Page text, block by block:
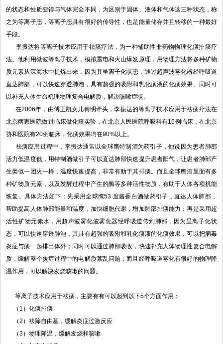
的状态和性质变得与气体完全不同，为区别于固体、液体和气体这三种状态，称
之为等离子态，等离子态具有很好的传导性，也是能量储存并且转移的一种最好
手段。
李振达将等离子技术应用于祛痰疗法，为一种辅助性非药物物理化痰排痰疗
法。他利用微波等离子技术，模拟雷电和火山爆发原理，用物理方法将多种矿物
质元素从深海水中提炼出来，因为其呈离子化状态，通过超声波雾化器经呼吸道
直达肺部，可以快速穿透肺泡，具有超强的吸附和乳化痰液的化痰效果。同时可
以补充人体生命机理物理复合电解质，解决咳嗽症状。
在2006年，由傅正凯女儿傅明牵头，李振达的等离子技术应用于祛痰疗法在
北京两家医院做过临床做化痰实验，在北京人民医院呼吸科有16例临床，在北京
协和医院有20例临床，化痰效果均在90%以上。
祛痰应用过程中，李振达通常以全球鹰特制酒为药引子，他说因为患者肺部
活力低温度低，用特制酒做引子可以直达肺部快速提升患者阳气，让患者肺部产
生类似一团火一样，温度快速提高，非常有助于其排痰。而且全球鹰酒里面有多
种矿物质元素，以及发酵过程中产生的酶等多种活性物质，有助于人体各项机能
恢复。具体方法如下：先采用全球鹰53 度酱香白酒做药引子，直达人体肺部，
帮助提高人体肺部能量和温度，加快细胞代谢，增加肺部排痰能力；再是采用超
活性矿物元素水，用超声波雾化波雾化器经呼吸道传到肺部，因为呈离子化状
态，可以快速穿透肺泡，其具有超强的吸附和乳化痰液的化痰效果，可以把病毒
炎症与痰一起排出体外；同时可以通过肺部吸收，快速补充人体物理性复合电解
质，缓解整个炎症过程中的电解质紊乱问题；而且经呼吸道雾化有很好的物理降
温作用，可以解决发烧咳嗽的问题。
等离子技术应用于祛痰，主要有有可以起到以下5个方面作用：
（1）化痰排痰
（2）祛除自由基，缓解炎症过激反应
（3）物理降温，缓解发烧和咳嗽